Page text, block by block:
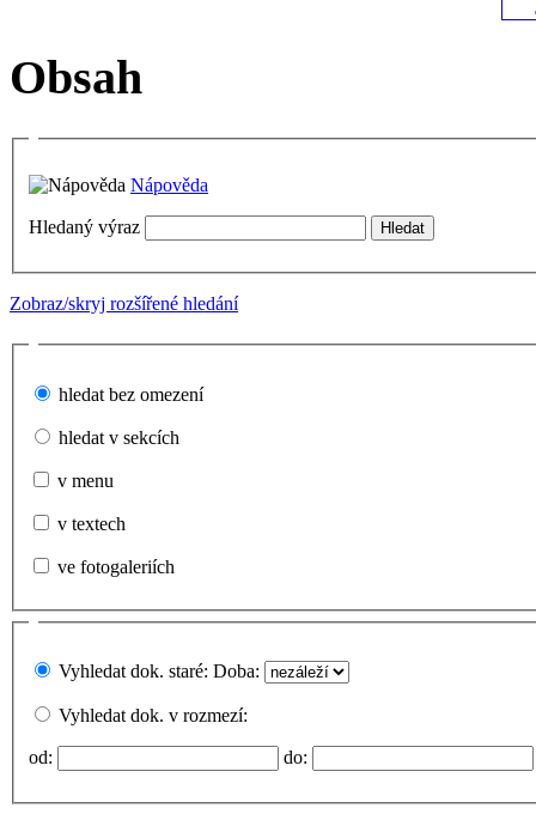
Obsah
Nápověda
Hledaný výraz
Zobraz/skryj rozšířené hledání
hledat bez omezení
hledat v sekcích
v menu
v textech
ve fotogaleriích
Vyhledat dok. staré: Doba:
Vyhledat dok. v rozmezí:
od: do: